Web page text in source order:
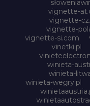
vignette-
vignette-
vignette-
vignette-si.com
vinetki.pl
winieta-
winieta-
winieta-wegry.pl